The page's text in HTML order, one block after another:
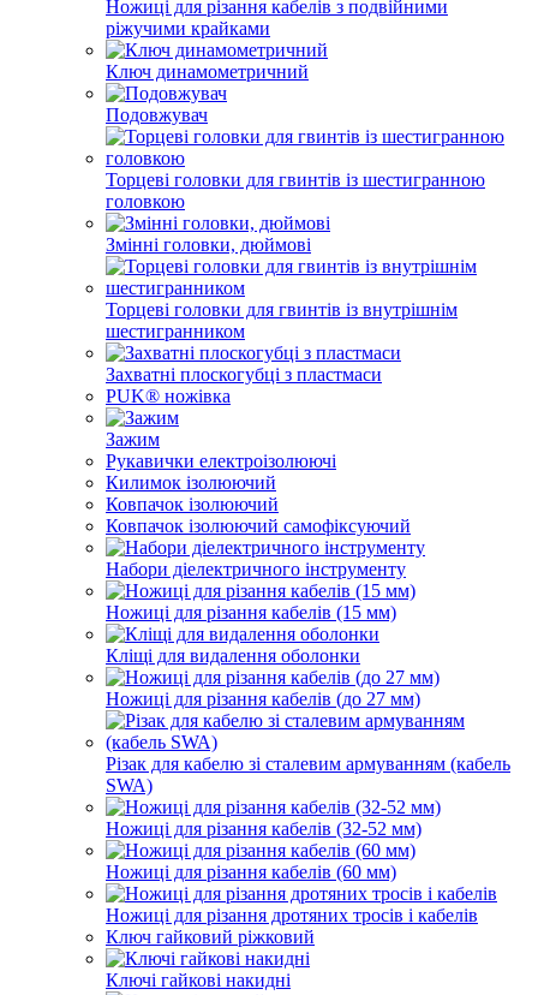
Ножиці для різання кабелів з подвійними
ріжучими крайками
Ключ динамометричний
Подовжувач
Торцеві головки для гвинтів із шестигранною
головкою
Змінні головки, дюймові
Торцеві головки для гвинтів із внутрішнім
шестигранником
Захватні плоскогубці з пластмаси
PUK® ножівка
Зажим
Рукавички електроізолюючі
Килимок ізолюючий
Ковпачок ізолюючий
Ковпачок ізолюючий самофіксуючий
Набори діелектричного інструменту
Ножиці для різання кабелів (15 мм)
Кліщі для видалення оболонки
Ножиці для різання кабелів (до 27 мм)
Різак для кабелю зі сталевим армуванням (кабель
SWA)
Ножиці для різання кабелів (32-52 мм)
Ножиці для різання кабелів (60 мм)
Ножиці для різання дротяних тросів і кабелів
Ключ гайковий ріжковий
Ключі гайкові накидні